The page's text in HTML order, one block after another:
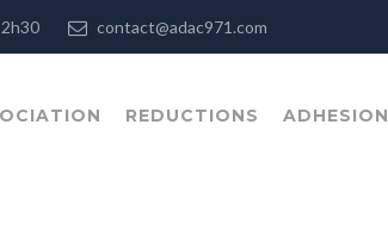
12h30 contact@adac971.com
REDUCTIONS ADHESION